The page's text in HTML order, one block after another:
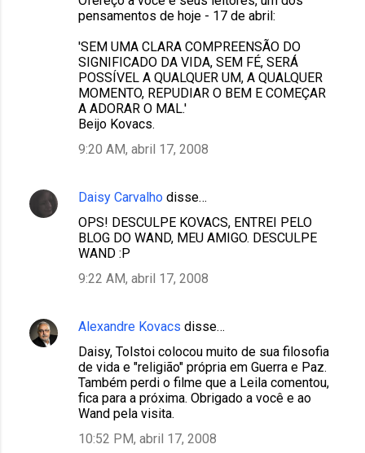
pensamentos de hoje - 17 de abril:
'SEM UMA CLARA COMPREENSÃO DO
SIGNIFICADO DA VIDA, SEM FÉ, SERÁ
POSSÍVEL A QUALQUER UM, A QUALQUER
MOMENTO, REPUDIAR O BEM E COMEÇAR
A ADORAR O MAL.'
Beijo Kovacs.
9:20 AM, abril 17, 2008
Daisy Carvalho disse…
OPS! DESCULPE KOVACS, ENTREI PELO
BLOG DO WAND, MEU AMIGO. DESCULPE
WAND :P
9:22 AM, abril 17, 2008
Alexandre Kovacs disse…
Daisy, Tolstoi colocou muito de sua filosofia
de vida e "religião" própria em Guerra e Paz.
Também perdi o filme que a Leila comentou,
fica para a próxima. Obrigado a você e ao
Wand pela visita.
10:52 PM, abril 17, 2008